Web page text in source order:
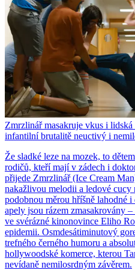
Zmrzlinář masakruje vkus i
infantilní brutalitě neuctivý i
Že sladké leze na mozek, to
rodičů, kteří mají v zádech i
přijede Zmrzlinář (Ice Cream
nakažlivou melodii a ledové cucy
podobnou měrou hříšně lahodné
apely jsou rázem zmasakrovány
ve svérázné kinonovince Eliho
epidemii. Osmdesátiminutový
trefného černého humoru a
hollywoodské komerce, kterou
nevídaně nemilosrdným závěrem.